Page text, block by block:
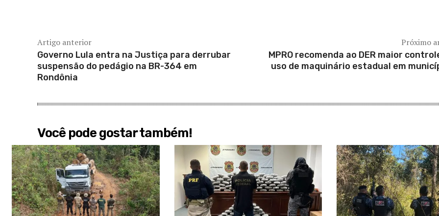
Artigo anterior
Governo Lula entra na Justiça para derrubar
suspensão do pedágio na BR-364 em
Rondônia
Próximo
MPRO recomenda ao DER maior
uso de maquinário estadual em
Você pode gostar também!